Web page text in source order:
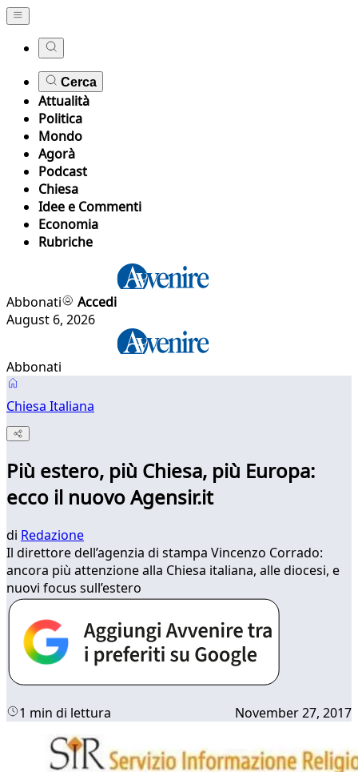
Cerca
Attualità
Politica
Mondo
Agorà
Podcast
Chiesa
Idee e Commenti
Economia
Rubriche
Abbonati
Accedi
August 6, 2026
Abbonati
Chiesa Italiana
Più estero, più Chiesa, più Europa:
ecco il nuovo Agensir.it
di Redazione
Il direttore dell’agenzia di stampa Vincenzo Corrado:
ancora più attenzione alla Chiesa italiana, alle diocesi, e
nuovi focus sull’estero
1 min di lettura November 27, 2017